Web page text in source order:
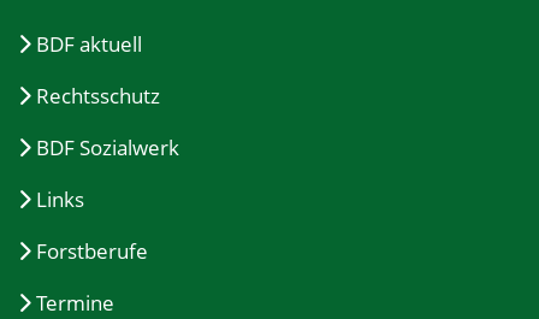
BDF aktuell
Rechtsschutz
BDF Sozialwerk
Links
Forstberufe
Termine